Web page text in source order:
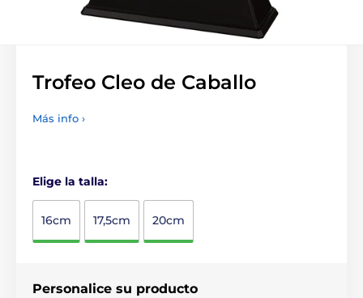
Trofeo Cleo de Caballo
Más info ›
Elige la talla:
16cm 17,5cm 20cm
Personalice su producto